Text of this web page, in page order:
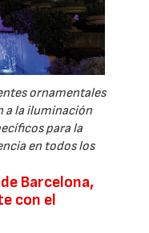
ornamentales
a la iluminación
para la
en todos los
Barcelona,
con el